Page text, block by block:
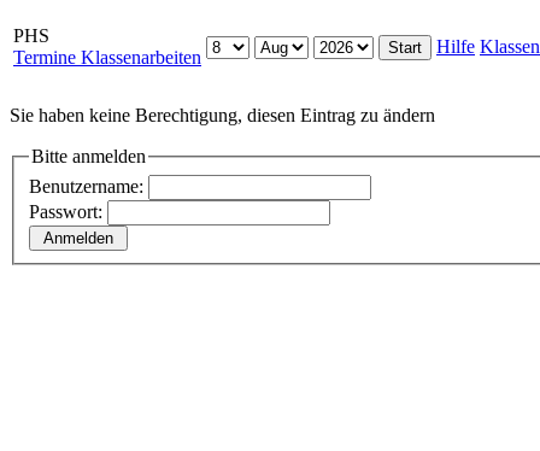
PHS
Termine Klassenarbeiten
Hilfe Klassen
Sie haben keine Berechtigung, diesen Eintrag zu ändern
Bitte anmelden
Benutzername:
Passwort: